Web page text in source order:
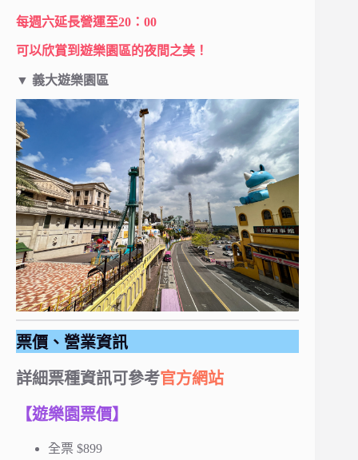
每週六延長營運至20：00
可以欣賞到遊樂園區的夜間之美！
▼ 義大遊樂園區
票價、營業資訊
詳細票種資訊可參考官方網站
【遊樂園票價】
全票 $899